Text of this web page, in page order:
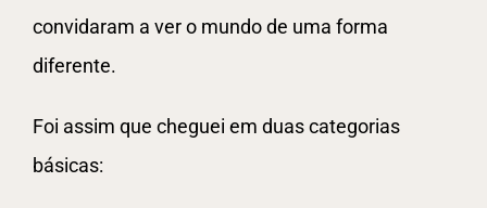
convidaram a ver o mundo de uma forma
diferente.
Foi assim que cheguei em duas categorias
básicas: